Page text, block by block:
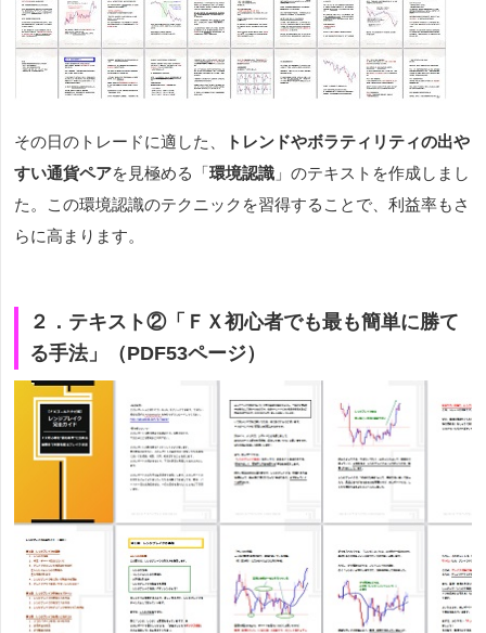
その日のトレードに適した、
トレンドやボラティリティの出や
すい通貨ペアを見極める「環境認識 」のテキストを作成しまし
た。この環境認識のテクニックを習得することで、利益率もさ
らに高まります。
２．テキスト②「ＦＸ初心者でも最も簡単に勝て
る手法」（PDF53ページ）